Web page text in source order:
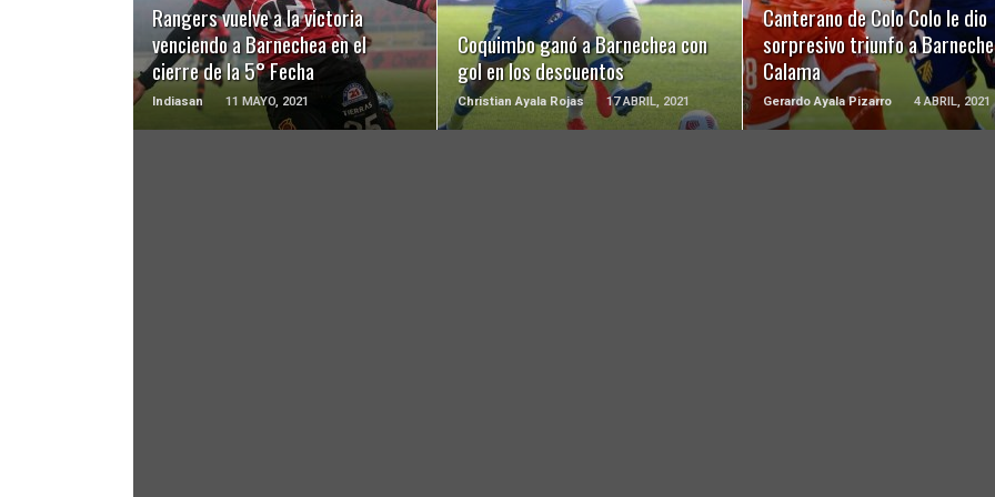
Rangers vuelve a la victoria
venciendo a Barnechea en el
cierre de la 5° Fecha
Indiasan 11 MAYO, 2021
Coquimbo ganó a Barnechea con
gol en los descuentos
Christian Ayala Rojas 17 ABRIL, 2021
Canterano de Colo Colo le dio
sorpresivo triunfo a
Calama
Gerardo Ayala Pizarro 4 ABRIL, 2021